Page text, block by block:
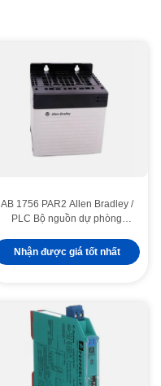
AB 1756 PAR2 Allen Bradley /
PLC Bộ nguồn dự phòng
Nhận được giá tốt nhất